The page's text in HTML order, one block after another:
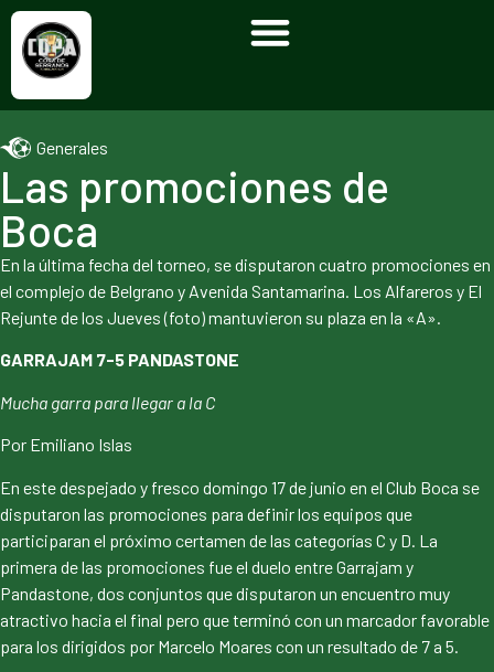
Generales
Las promociones de
Boca
En la última fecha del torneo, se disputaron cuatro promociones en
el complejo de Belgrano y Avenida Santamarina. Los Alfareros y El
Rejunte de los Jueves (foto) mantuvieron su plaza en la «A».
GARRAJAM 7-5 PANDASTONE
Mucha garra para llegar a la C
Por Emiliano Islas
En este despejado y fresco domingo 17 de junio en el Club Boca se
disputaron las promociones para definir los equipos que
participaran el próximo certamen de las categorías C y D. La
primera de las promociones fue el duelo entre Garrajam y
Pandastone, dos conjuntos que disputaron un encuentro muy
atractivo hacia el final pero que terminó con un marcador favorable
para los dirigidos por Marcelo Moares con un resultado de 7 a 5.